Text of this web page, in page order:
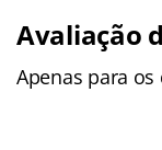
Avaliação
Apenas para